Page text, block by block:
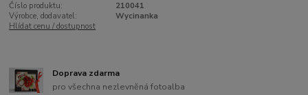
Číslo produktu:
210041
Výrobce, dodavatel:
Wycinanka
Hlídat cenu / dostupnost
Doprava zdarma
pro všechna nezlevněná fotoalba